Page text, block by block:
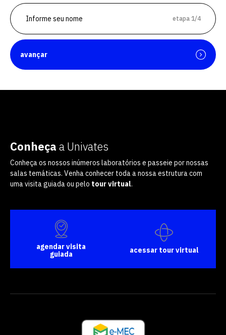
etapa 1/4
avançar
Conheça a Univates
Conheça os nossos inúmeros laboratórios e passeie por nossas
salas temáticas. Venha conhecer toda a nossa estrutura com
uma visita guiada ou pelo tour virtual.
agendar visita
guiada
acessar tour virtual
Escolha a vaga que você
vagas para início de curso